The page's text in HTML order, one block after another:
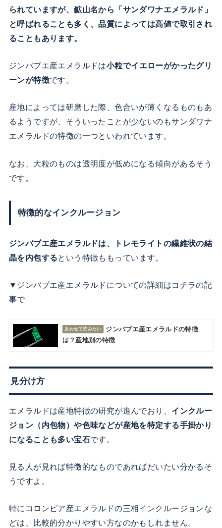
られていますが、鉱山名から「サンダワナエメラルド」
と呼ばれることも多く、品質によっては高値で取引され
ることもあります。
ジンバブエ産エメラルドは小粒でイエローがかったグリ
ーンが特徴です。
産地によっては研磨した際、色合いが薄くなるものもあ
るようですが、そういったことが少ないのもサンダワナ
エメラルドの特徴の一つといわれています。
なお、大粒のものは透明度が低めになる傾向があるそう
です。
特徴的なインクルージョン
ジンバブエ産エメラルドは、トレモライトの繊維状の結
晶を内包するという特徴ももっています。
▼ジンバブエ産エメラルドについての詳細はコチラの記
事で
ジンバブエ産エメラルドの特徴
は？産地別の特徴
見分け方
エメラルドは産地特徴の研究が進んでおり、 インクルー
ジョン（内包物）や色味などが産地を特定する手掛かり
になることも多い宝石です。
見る人が見れば特徴的なものであればだいたい分かるそ
うですよ。
特にコロンビア産エメラルドの三相インクルージョンな
どは、比較的分かりやすい方なのかもしれません。